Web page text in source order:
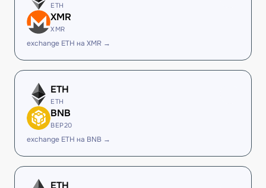
ETH
XMR
XMR
exchange ETH на XMR →
ETH
ETH
BNB
BEP20
exchange ETH на BNB →
ETH